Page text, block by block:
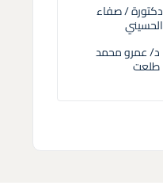
دكتورة / صفاء
الحسيني
د/ عمرو محمد
طلعت